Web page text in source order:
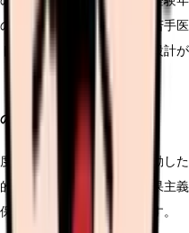
設定が必要です。特に、若手
が異なることを考慮した設計
構築
など、具体的な成果に連動し
です。ただし、過度な成果主
する設計が重要となります。